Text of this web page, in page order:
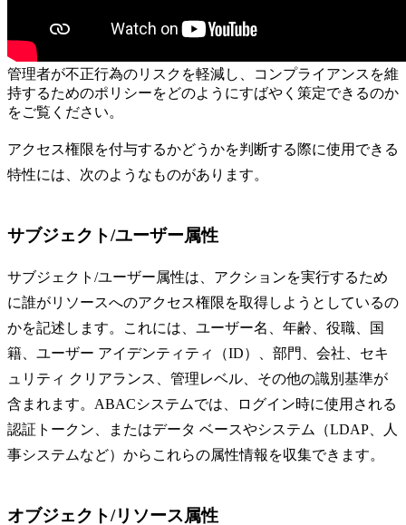
管理者が不正行為のリスクを軽減し、コンプライアンスを維
持するためのポリシーをどのようにすばやく策定できるのか
をご覧ください。
アクセス権限を付与するかどうかを判断する際に使用できる
特性には、次のようなものがあります。
サブジェクト/ユーザー属性
サブジェクト/ユーザー属性は、アクションを実行するため
に誰がリソースへのアクセス権限を取得しようとしているの
かを記述します。これには、ユーザー名、年齢、役職、国
籍、ユーザー アイデンティティ（ID）、部門、会社、セキ
ュリティ クリアランス、管理レベル、その他の識別基準が
含まれます。ABACシステムでは、ログイン時に使用される
認証トークン、またはデータ ベースやシステム（LDAP、人
事システムなど）からこれらの属性情報を収集できます。
オブジェクト/リソース属性